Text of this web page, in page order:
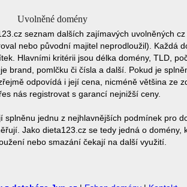
Uvolněné domény
seznam dalších zajímavých uvolněných
nebo původní majitel neprodloužil). Každá
Hlavními kritérii jsou délka domény, TLD,
brand, pomlčku či čísla a další. Pokud je
odpovídá i její cena, nicméně většina ze
nás registrovat s garancí nejnižší ceny.
splněnu jednu z nejhlavnějších podmínek pro
Jako dieta123.cz se tedy jedná o domény,
nebo smazání čekají na další využití.